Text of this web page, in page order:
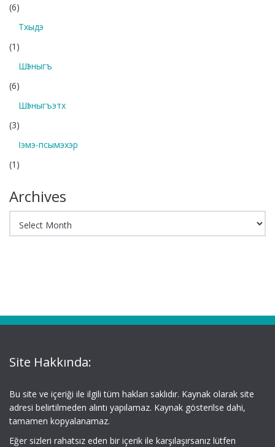
(6)
Тхыдэ
(1)
Шӏэныгъ
(6)
Шӏэныгъэтх
(3)
Ӏэмэ-псымэхэр
(1)
Archives
Site Hakkında:
Bu site ve içeriği ile ilgili tüm hakları saklıdır. Kaynak olarak site
adresi belirtilmeden alıntı yapılamaz. Kaynak gösterilse dahi,
tamamen kopyalanamaz.
Eğer sizleri rahatsız eden bir içerik ile karşılaşırsanız lütfen